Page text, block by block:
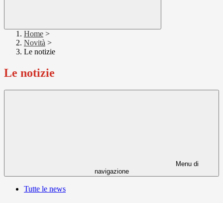
Home >
Novità >
Le notizie
Le notizie
Menu di
navigazione
Tutte le news